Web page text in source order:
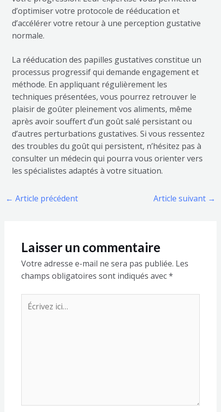
d’optimiser votre protocole de rééducation et
d’accélérer votre retour à une perception gustative
normale.
La rééducation des papilles gustatives constitue un
processus progressif qui demande engagement et
méthode. En appliquant régulièrement les
techniques présentées, vous pourrez retrouver le
plaisir de goûter pleinement vos aliments, même
après avoir souffert d’un goût salé persistant ou
d’autres perturbations gustatives. Si vous ressentez
des troubles du goût qui persistent, n’hésitez pas à
consulter un médecin qui pourra vous orienter vers
les spécialistes adaptés à votre situation.
← Article précédent Article suivant →
Laisser un commentaire
Votre adresse e-mail ne sera pas publiée. Les
champs obligatoires sont indiqués avec*
Écrivez
ici…